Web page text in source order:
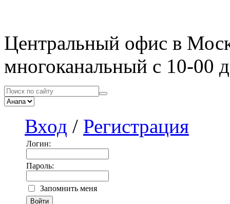
Центральный офис в
многоканальный с 10-00
Вход / Регистрация
Логин:
Пароль:
Запомнить меня